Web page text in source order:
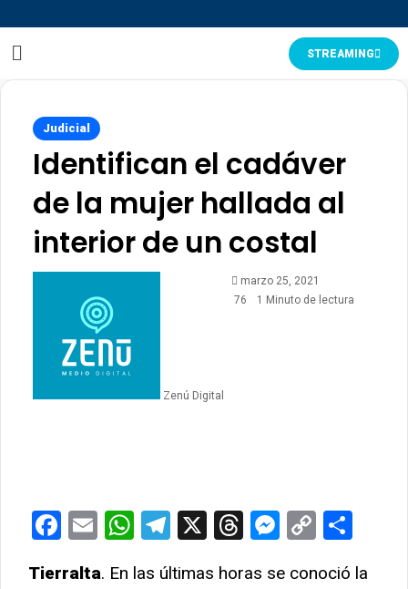
STREAMING
Judicial
Identifican el cadáver
de la mujer hallada al
interior de un costal
Zenú Digital
marzo 25, 2021
76
1 Minuto de lectura
Facebook
EmailWhatsApp
Telegram
X ThreadsCopy
Tierralta. En las últimas horas se conoció la